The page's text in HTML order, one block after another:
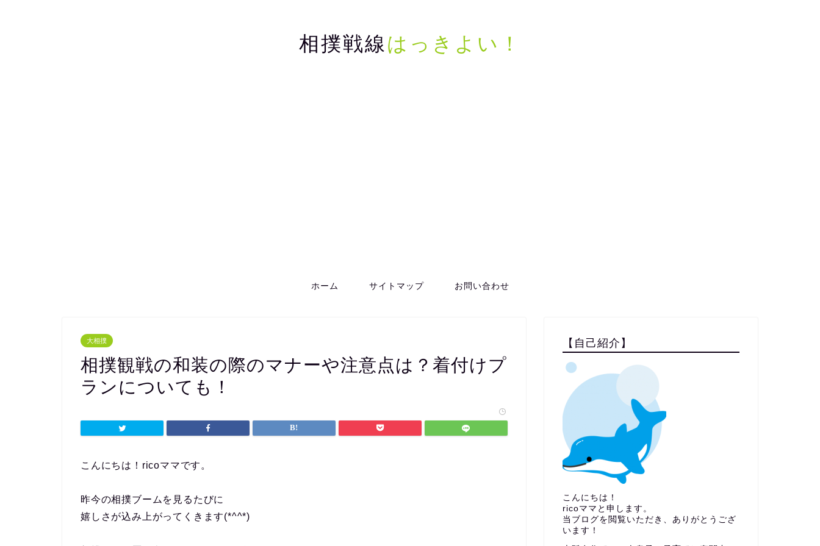
相撲戦線はっきよい！
ホーム サイトマップ お問い合わせ
大相撲
相撲観戦の和装の際のマナーや注意点は？着付けプ
ランについても！
こんにちは！ricoママです。
昨今の相撲ブームを見るたびに
嬉しさが込み上がってくきます(*^^*)
【自己紹介】
こんにちは！
ricoママと申します。
当ブログを閲覧いただき、ありがとうござ
います！